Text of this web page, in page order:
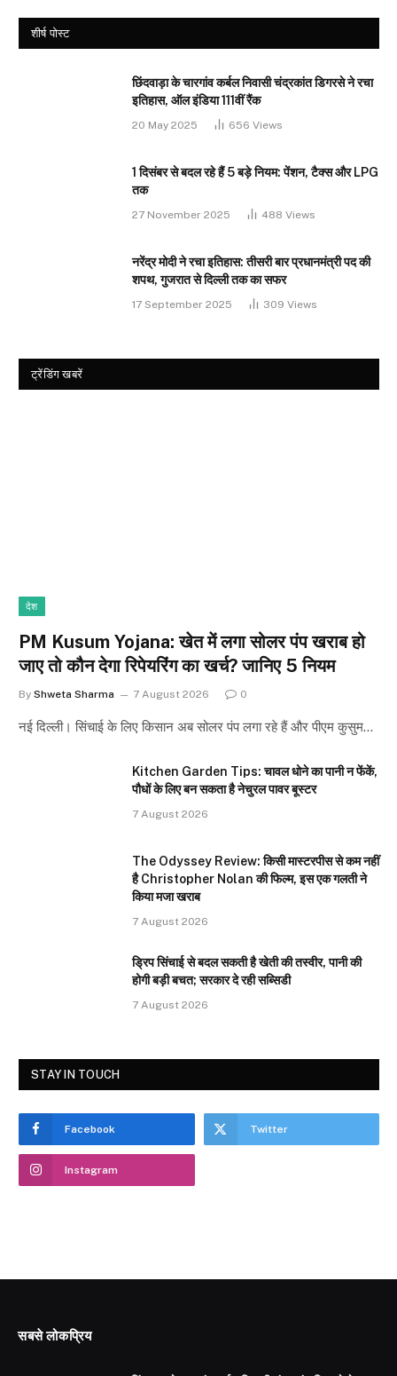
शीर्ष पोस्ट
छिंदवाड़ा के चारगांव कर्बल निवासी चंद्रकांत डिगरसे ने रचा
इतिहास, ऑल इंडिया 111वीं रैंक
20 May 2025 656 Views
1 दिसंबर से बदल रहे हैं 5 बड़े नियम: पेंशन, टैक्स और LPG
तक
27 November 2025 488 Views
नरेंद्र मोदी ने रचा इतिहास: तीसरी बार प्रधानमंत्री पद की
शपथ, गुजरात से दिल्ली तक का सफर
17 September 2025 309 Views
ट्रेंडिंग खबरें
देश
PM Kusum Yojana: खेत में लगा सोलर पंप खराब हो
जाए तो कौन देगा रिपेयरिंग का खर्च? जानिए 5 नियम
By Shweta Sharma 7 August 2026 0
नई दिल्ली। सिंचाई के लिए किसान अब सोलर पंप लगा रहे हैं और पीएम कुसुम…
Kitchen Garden Tips: चावल धोने का पानी न फेंकें,
पौधों के लिए बन सकता है नेचुरल पावर बूस्टर
7 August 2026
The Odyssey Review: किसी मास्टरपीस से कम नहीं
है Christopher Nolan की फिल्म, इस एक गलती ने
किया मजा खराब
7 August 2026
ड्रिप सिंचाई से बदल सकती है खेती की तस्वीर, पानी की
होगी बड़ी बचत; सरकार दे रही सब्सिडी
7 August 2026
STAY IN TOUCH
Facebook Twitter
Instagram
सबसे लोकप्रिय